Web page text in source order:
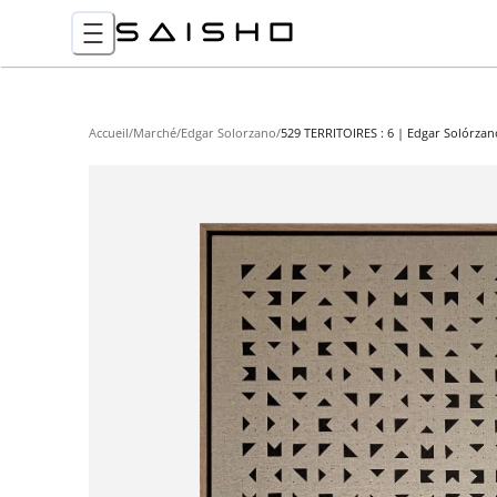
Accueil/Marché/Edgar Solorzano/529 TERRITOIRES : 6 | Edgar